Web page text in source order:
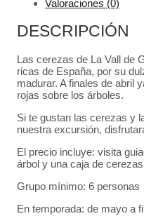
Valoraciones (0)
DESCRIPCIÓN
Las cerezas de La Vall de
ricas de España, por su
madurar. A finales de abril
rojas sobre los árboles.
Si te gustan las cerezas y
nuestra excursión,
El precio incluye: visita
árbol y una caja de
Grupo mínimo: 6 personas
En temporada: de mayo a